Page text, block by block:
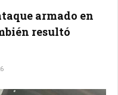
armado en
resultó